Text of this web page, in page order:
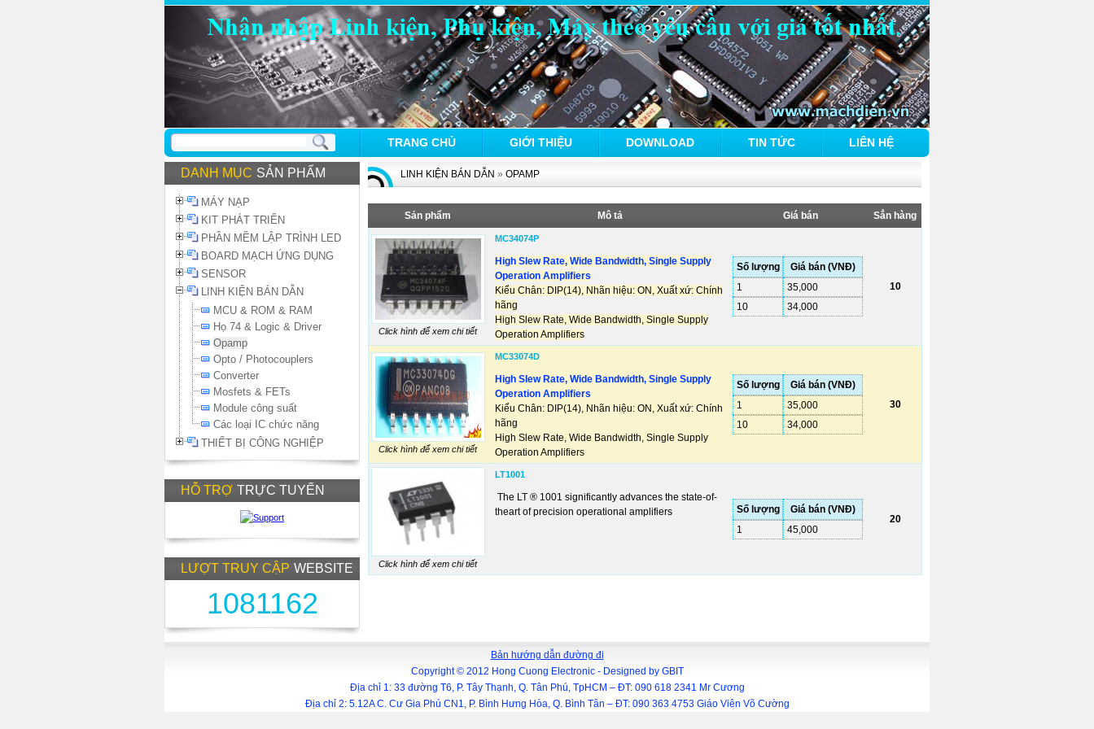
TRANG CHỦ GIỚI THIỆU DOWNLOAD TIN TỨC LIÊN HỆ
DANH MỤC SẢN PHẨM
MÁY NẠP
KIT PHÁT TRIỂN
PHẦN MỀM LẬP TRÌNH LED
BOARD MẠCH ỨNG DỤNG
SENSOR
LINH KIỆN BÁN DẪN
MCU & ROM & RAM
Họ 74 & Logic & Driver
Opamp
Opto / Photocouplers
Converter
Mosfets & FETs
Module công suất
Các loại IC chức năng
THIẾT BỊ CÔNG NGHIỆP
HỖ TRỢ TRỰC TUYẾN
LƯỢT TRUY CẬP WEBSITE
1081162
LINH KIỆN BÁN DẪN » OPAMP
Sản phẩm Mô tả Giá bán Sẳn hàng
Click hình để xem chi tiết
MC34074P
High Slew Rate, Wide Bandwidth, Single Supply
Operation Amplifiers
Kiểu Chân: DIP(14), Nhãn hiệu: ON, Xuất xứ: Chính
hãng
High Slew Rate, Wide Bandwidth, Single Supply
Operation Amplifiers
Số lượng
Giá bán (VNĐ)
1
35,000
10
34,000
10
Click hình để xem chi tiết
MC33074D
High Slew Rate, Wide Bandwidth, Single Supply
Operation Amplifiers
Kiểu Chân: DIP(14), Nhãn hiệu: ON, Xuất xứ: Chính
hãng
High Slew Rate, Wide Bandwidth, Single Supply
Operation Amplifiers
Số lượng
Giá bán (VNĐ)
1
35,000
10
34,000
30
Click hình để xem chi tiết
LT1001
The LT ® 1001 significantly advances the state-of-
theart of precision operational amplifiers
Số lượng
Giá bán (VNĐ)
1
45,000
20
Bản hướng dẫn đường đi
Copyright © 2012 Hong Cuong Electronic - Designed by GBIT
Địa chỉ 1: 33 đường T6, P. Tây Thạnh, Q. Tân Phú, TpHCM – ĐT: 090 618 2341 Mr Cương
Địa chỉ 2: 5.12A C. Cư Gia Phú CN1, P. Bình Hưng Hòa, Q. Bình Tân – ĐT: 090 363 4753 Giáo Viên Võ Cường